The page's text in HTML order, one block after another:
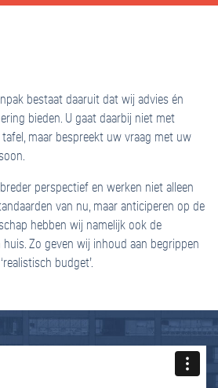
bestaat daaruit dat wij advies én
bieden. U gaat daarbij niet met
maar bespreekt uw vraag met uw
perspectief en werken niet alleen
van nu, maar anticiperen op de
hebben wij namelijk ook de
Zo geven wij inhoud aan begrippen
budget’.